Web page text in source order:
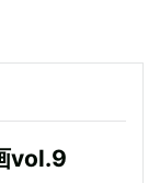
vol.9